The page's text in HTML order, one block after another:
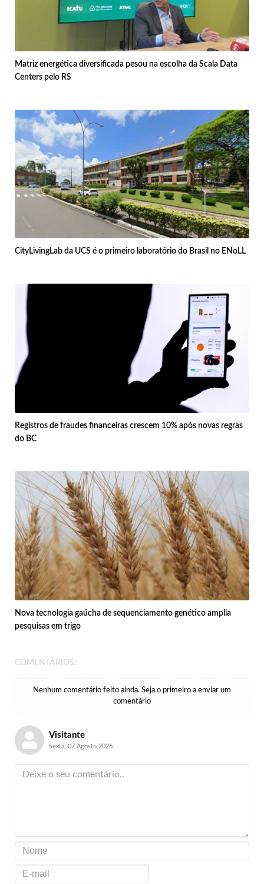
Matriz energética diversificada pesou na escolha da Scala Data
Centers pelo RS
CityLivingLab da UCS é o primeiro laboratório do Brasil no ENoLL
Registros de fraudes financeiras crescem 10% após novas regras
do BC
Nova tecnologia gaúcha de sequenciamento genético amplia
pesquisas em trigo
COMENTÁRIOS:
Nenhum comentário feito ainda. Seja o primeiro a enviar um
comentário
Visitante
Sexta, 07 Agosto 2026